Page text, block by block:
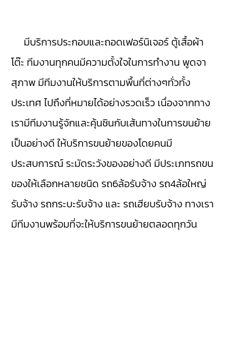
มีบริการประกอบและถอดเฟอร์นิเจอร์ ตู้เสื้อผ้า
โต๊ะ ทีมงานทุกคนมีความตั้งใจในการทำงาน พูดจา
สุภาพ มีทีมงานให้บริการตามพื้นที่ต่างๆทั่วทั้ง
ประเทศ ไปถึงที่หมายได้อย่างรวดเร็ว เนื่องจากทาง
เรามีทีมงานรู้จักและคุ้นชินกับเส้นทางในการขนย้าย
เป็นอย่างดี ให้บริการขนย้ายของโดยคนมี
ประสบการณ์ ระมัดระวังของอย่างดี มีประเภทรถขน
ของให้เลือกหลายชนิด รถ6ล้อรับจ้าง รถ4ล้อใหญ่
รับจ้าง รถกระบะรับจ้าง และ รถเฮียบรับจ้าง ทางเรา
มีทีมงานพร้อมที่จะให้บริการขนย้ายตลอดทุกวัน